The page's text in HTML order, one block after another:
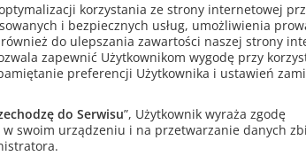
iGeometriaprzeznaczone są dla nauczycieli,
nauczania przedmiotu, ale nie mogą pozwolić
wersją ćwiczeń (wersją A).
korzystania ze strony internetowej
i bezpiecznych usług, umożliwienia
do ulepszania zawartości naszej strony
zapewnić Użytkownikom wygodę przy
preferencji Użytkownika i ustawień
do Serwisu”, Użytkownik wyraża zgodę
swoim urządzeniu i na przetwarzanie danych